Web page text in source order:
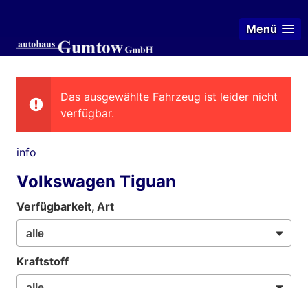
Menü
Das ausgewählte Fahrzeug ist leider nicht
verfügbar.
info
Volkswagen Tiguan
Verfügbarkeit, Art
Kraftstoff